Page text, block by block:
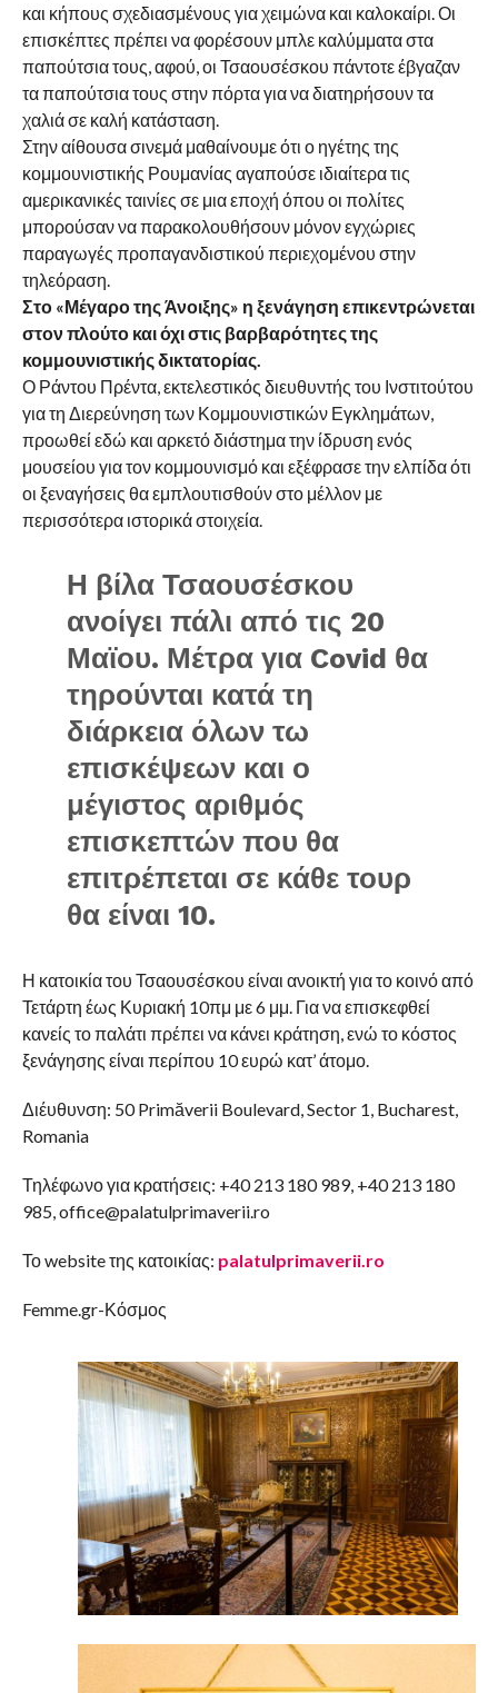
και κήπους σχεδιασμένους για χειμώνα και καλοκαίρι. Οι
επισκέπτες πρέπει να φορέσουν μπλε καλύμματα στα
παπούτσια τους, αφού, οι Τσαουσέσκου πάντοτε έβγαζαν
τα παπούτσια τους στην πόρτα για να διατηρήσουν τα
χαλιά σε καλή κατάσταση.
Στην αίθουσα σινεμά μαθαίνουμε ότι ο ηγέτης της
κομμουνιστικής Ρουμανίας αγαπούσε ιδιαίτερα τις
αμερικανικές ταινίες σε μια εποχή όπου οι πολίτες
μπορούσαν να παρακολουθήσουν μόνον εγχώριες
παραγωγές προπαγανδιστικού περιεχομένου στην
τηλεόραση.
Στο «Μέγαρο της Άνοιξης» η ξενάγηση επικεντρώνεται
στον πλούτο και όχι στις βαρβαρότητες της
κομμουνιστικής δικτατορίας.
Ο Ράντου Πρέντα, εκτελεστικός διευθυντής του Ινστιτούτου
για τη Διερεύνηση των Κομμουνιστικών Εγκλημάτων,
προωθεί εδώ και αρκετό διάστημα την ίδρυση ενός
μουσείου για τον κομμουνισμό και εξέφρασε την ελπίδα ότι
οι ξεναγήσεις θα εμπλουτισθούν στο μέλλον με
περισσότερα ιστορικά στοιχεία.
Η βίλα Τσαουσέσκου
ανοίγει πάλι από τις 20
Μαϊου. Μέτρα για Covid θα
τηρούνται κατά τη
διάρκεια όλων τω
επισκέψεων και ο
μέγιστος αριθμός
επισκεπτών που θα
επιτρέπεται σε κάθε τουρ
θα είναι 10.
Η κατοικία του Τσαουσέσκου είναι ανοικτή για το κοινό από
Τετάρτη έως Κυριακή 10πμ με 6 μμ. Για να επισκεφθεί
κανείς το παλάτι πρέπει να κάνει κράτηση, ενώ το κόστος
ξενάγησης είναι περίπου 10 ευρώ κατ’ άτομο.
Διέυθυνση: 50 Primăverii Boulevard, Sector 1, Bucharest,
Romania
Τηλέφωνο για κρατήσεις: +40 213 180 989, +40 213 180
985, office@palatulprimaverii.ro
Το website της κατοικίας: palatulprimaverii.ro
Femme.gr-Κόσμος